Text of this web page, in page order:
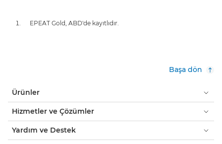
EPEAT Gold, ABD'de kayıtlıdır.
Başa dön
Ürünler
Hizmetler ve Çözümler
Yardım ve Destek